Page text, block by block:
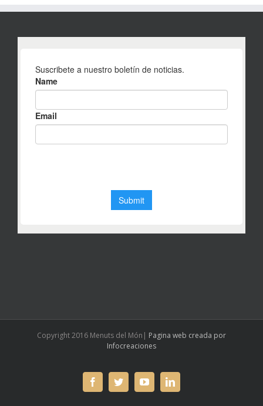
Copyright 2016 Menuts del Món| Pagina web creada por
Infocreaciones
facebooktwitter youtubelinkedin